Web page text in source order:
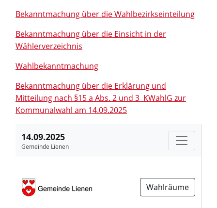
Bekanntmachung über die Wahlbezirkseinteilung
Bekanntmachung über die Einsicht in der
Wählerverzeichnis
Wahlbekanntmachung
Bekanntmachung über die Erklärung und
Mitteilung nach §15 a Abs. 2 und 3 KWahlG zur
Kommunalwahl am 14.09.2025